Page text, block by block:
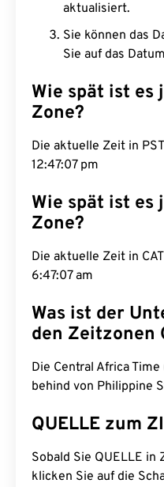
aktualisiert.
Sie können das
Sie auf das
Wie spät ist es
Zone?
Die aktuelle Zeit in
12:47:08 pm
Wie spät ist es
Zone?
Die aktuelle Zeit in
6:47:08 am
Was ist der
den Zeitzonen
Die Central Africa
behind von Philippine
QUELLE zum
Sobald Sie QUELLE
klicken Sie auf die